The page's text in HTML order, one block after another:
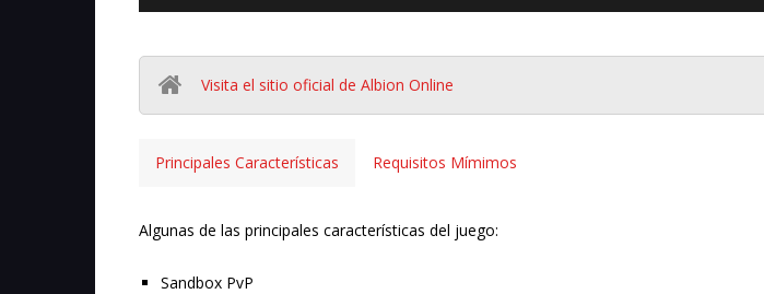
Visita el sitio oficial de Albion Online
Principales Características Requisitos Mímimos
Algunas de las principales características del juego:
Sandbox PvP